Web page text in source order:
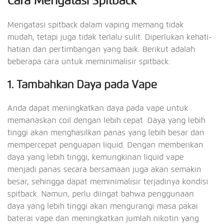
Mengatasi spitback dalam vaping memang tidak
mudah, tetapi juga tidak terlalu sulit. Diperlukan kehati-
hatian dan pertimbangan yang baik. Berikut adalah
beberapa cara untuk meminimalisir spitback:
1. Tambahkan Daya pada Vape
Anda dapat meningkatkan daya pada vape untuk
memanaskan coil dengan lebih cepat. Daya yang lebih
tinggi akan menghasilkan panas yang lebih besar dan
mempercepat penguapan liquid. Dengan memberikan
daya yang lebih tinggi, kemungkinan liquid vape
menjadi panas secara bersamaan juga akan semakin
besar, sehingga dapat meminimalisir terjadinya kondisi
spitback. Namun, perlu diingat bahwa penggunaan
daya yang lebih tinggi akan mengurangi masa pakai
baterai vape dan meningkatkan jumlah nikotin yang